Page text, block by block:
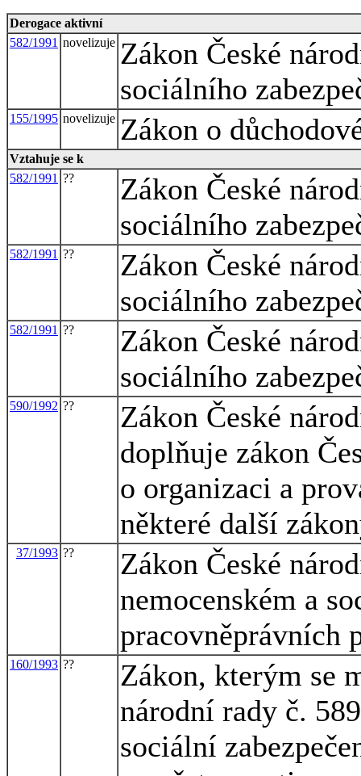
Derogace aktivní
582/1991 novelizuje Zákon České
sociálního
155/1995 novelizuje Zákon o
Vztahuje se k
582/1991 ??
Zákon České
sociálního
582/1991 ??
Zákon České
sociálního
582/1991 ??
Zákon České
sociálního
590/1992 ??
Zákon České
doplňuje zákon
o organizaci a
některé další
37/1993 ??
Zákon České
nemocenském a
pracovněprávních
160/1993 ??
Zákon, kterým se
národní rady č.
sociální